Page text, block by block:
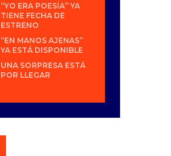
“YO ERA POESÍA” YA
TIENE FECHA DE
ESTRENO
“EN MANOS AJENAS”
YA ESTÁ DISPONIBLE
UNA SORPRESA ESTÁ
POR LLEGAR